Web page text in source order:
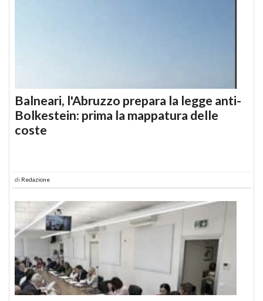
Balneari, l'Abruzzo prepara la legge anti-
Bolkestein: prima la mappatura delle
coste
di Redazione